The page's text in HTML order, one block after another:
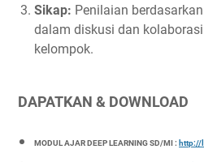
Sikap: Penilaian
dalam diskusi dan
kelompok.
DAPATKAN & DOWNLOAD
MODUL AJAR DEEP LEARNING SD/MI : http://